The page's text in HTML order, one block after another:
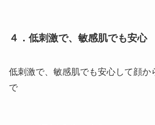
４．低刺激で、敏感肌でも安心
低刺激で、敏感肌でも安心して顔か
で